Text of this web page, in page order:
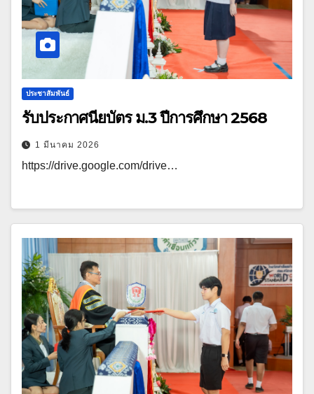
ประชาสัมพันธ์
รับประกาศนียบัตร ม.3 ปีการศึกษา 2568
1 มีนาคม 2026
https://drive.google.com/drive…